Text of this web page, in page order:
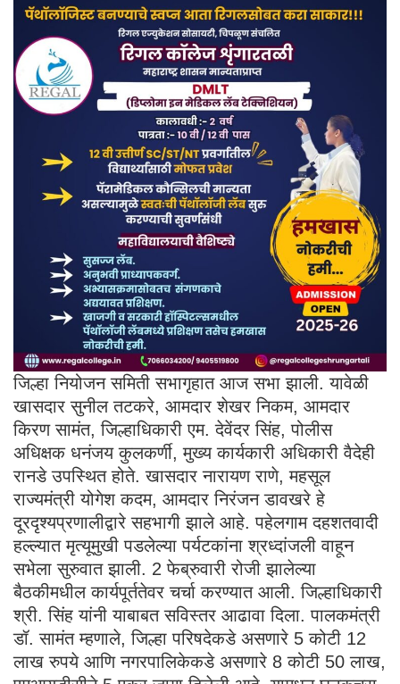
जिल्हा नियोजन समिती सभागृहात आज सभा झाली. यावेळी
खासदार सुनील तटकरे, आमदार शेखर निकम, आमदार
किरण सामंत, जिल्हाधिकारी एम. देवेंदर सिंह, पोलीस
अधिक्षक धनंजय कुलकर्णी, मुख्य कार्यकारी अधिकारी वैदेही
रानडे उपस्थित होते. खासदार नारायण राणे, महसूल
राज्यमंत्री योगेश कदम, आमदार निरंजन डावखरे हे
दूरदृश्यप्रणालीद्वारे सहभागी झाले आहे. पहेलगाम दहशतवादी
हल्ल्यात मृत्यूमुखी पडलेल्या पर्यटकांना श्रध्दांजली वाहून
सभेला सुरुवात झाली. 2 फेब्रुवारी रोजी झालेल्या
बैठकीमधील कार्यपूर्ततेवर चर्चा करण्यात आली. जिल्हाधिकारी
श्री. सिंह यांनी याबाबत सविस्तर आढावा दिला. पालकमंत्री
डॉ. सामंत म्हणाले, जिल्हा परिषदेकडे असणारे 5 कोटी 12
लाख रुपये आणि नगरपालिकेकडे असणारे 8 कोटी 50 लाख,